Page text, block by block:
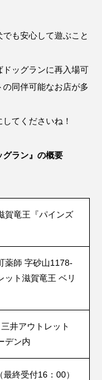
も安心して遊ぶこと
ッグランに再入場可
同伴可能なお店が多
てくださいね！
グラン』の概要
賀竜王『パインズ
薬師 字砂山1178-
ト滋賀竜王 ベリ
井アウトレット
デン内
終受付16：00）